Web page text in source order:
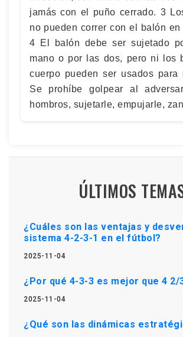
jamás con el puño cerrado. 3
no pueden correr con el balón en
4 El balón debe ser sujetado
mano o por las dos, pero ni los
cuerpo pueden ser usados para
Se prohíbe golpear al
hombros, sujetarle, empujarle,
ÚLTIMOS
¿Cuáles son las ventajas y
sistema 4-2-3-1 en el fútbol?
2025-11-04
¿Por qué 4-3-3 es mejor que 4 2/
2025-11-04
¿Qué son las dinámicas